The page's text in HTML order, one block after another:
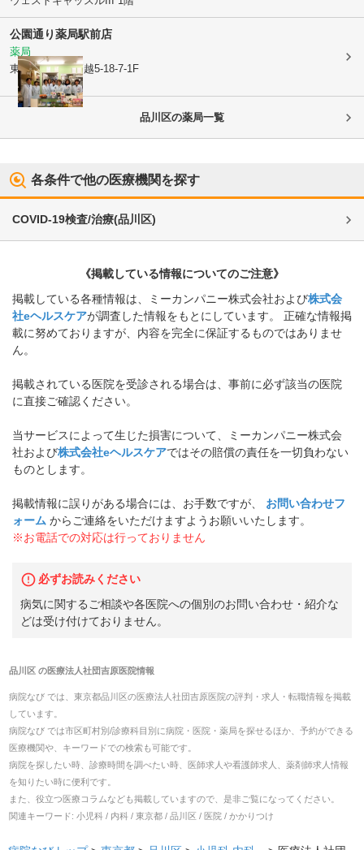
公園通り薬局駅前店
薬局
東京都品川区戸越5-18-7-1F
品川区の薬局一覧
各条件で他の医療機関を探す
COVID-19検査/治療(品川区)
《掲載している情報についてのご注意》
掲載している各種情報は、ミーカンパニー株式会社および株式会
社eヘルスケアが調査した情報をもとにしています。 正確な情報掲
載に努めておりますが、内容を完全に保証するものではありませ
ん。
掲載されている医院を受診される場合は、事前に必ず該当の医院
に直接ご確認ください。
当サービスによって生じた損害について、ミーカンパニー株式会
社および株式会社eヘルスケアではその賠償の責任を一切負わない
ものとします。
掲載情報に誤りがある場合には、お手数ですが、
お問い合わせフ
ォーム からご連絡をいただけますようお願いいたします。
※お電話での対応は行っておりません
必ずお読みください
病気に関するご相談や各医院への個別のお問い合わせ・紹介な
どは受け付けておりません。
品川区の医療法人社団吉原医院情報
病院なび では、 東京都品川区の医療法人社団吉原医院の評判・求人・転職情報を掲載
しています。
病院なび では市区町村別/診療科目別に病院・医院・薬局を探せるほか、予約ができる
医療機関や、キーワードでの検索も可能です。
病院を探したい時、診療時間を調べたい時、医師求人や看護師求人、薬剤師求人情報
を知りたい時に便利です。
また、役立つ医療コラムなども掲載していますので、是非ご覧になってください。
関連キーワード: 小児科 / 内科 / 東京都 / 品川区 / 医院 / かかりつけ